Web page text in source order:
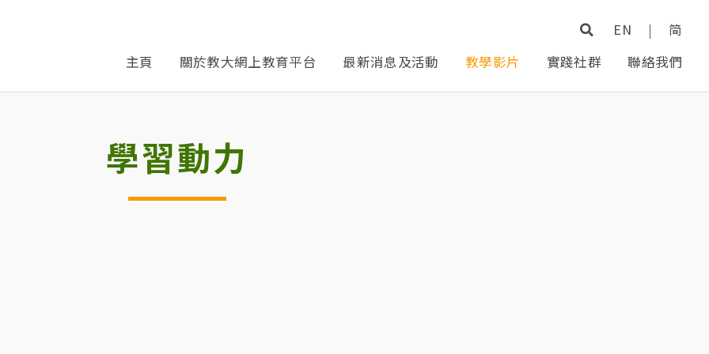
EN |
简
主頁
關於教大網上教育平台 最新消息及活動 教學影片 實踐社群 聯絡我們
學習動力